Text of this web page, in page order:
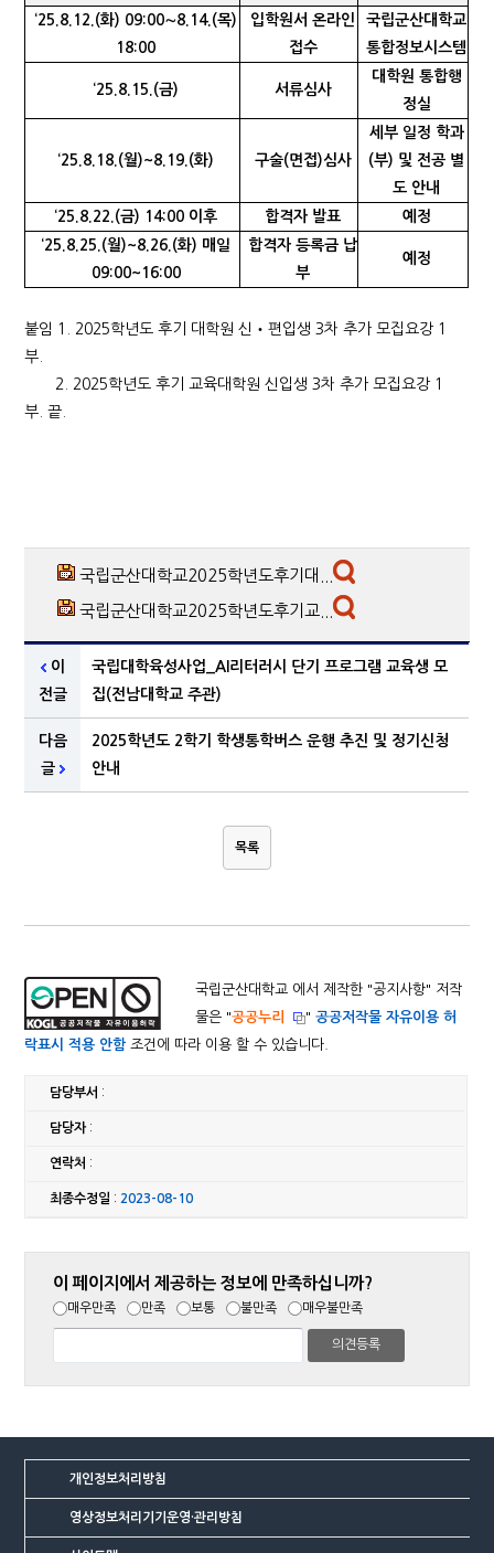
‘25. 8. 12.(화) 09:00∼8. 14.(목)
18:00
입학원서 온라인
접수
국립군산대학교
통합정보시스템
‘25.8.15.(금) 서류심사
대학원 통합행
정실
‘25.8.18.(월)~8.19.(화) 구술(면접)심사
세부 일정 학과
(부) 및 전공 별
도 안내
‘25.8.22.(금) 14:00 이후
합격자 발표
예정
‘25.8.25.(월)~8.26.(화) 매일
09:00~16:00
합격자 등록금 납
부
예정
붙임 1. 2025학년도 후기 대학원 신‧편입생 3차 추가 모집요강 1
부.
2. 2025학년도 후기 교육대학원 신입생 3차 추가 모집요강 1
부. 끝.
국립군산대학교2025학년도후기대...
국립군산대학교2025학년도후기교...
이
전글
국립대학육성사업_AI리터러시 단기 프로그램 교육생 모
집(전남대학교 주관)
다음
글
2025학년도 2학기 학생통학버스 운행 추진 및 정기신청
안내
목록
국립군산대학교 에서 제작한 "공지사항" 저작
물은 "공공누리 "공공저작물 자유이용 허
락표시 적용 안함조건에 따라 이용 할 수 있습니다.
담당부서 :
담당자:
연락처 :
최종수정일 : 2023-08-10
이 페이지에서 제공하는 정보에 만족하십니까?
매우만족 만족 보통 불만족 매우불만족
개인정보처리방침
영상정보처리기기운영·관리방침